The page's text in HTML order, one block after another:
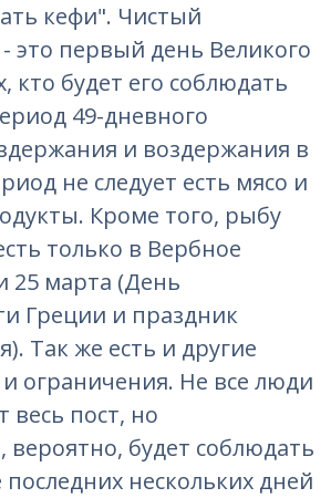
кефи". Чистый
это первый день Великого
кто будет его соблюдать
49-дневного
и воздержания в
не следует есть мясо и
Кроме того, рыбу
только в Вербное
25 марта (День
Греции и праздник
Так же есть и другие
ограничения. Не все люди
пост, но
будет соблюдать
последних нескольких дней